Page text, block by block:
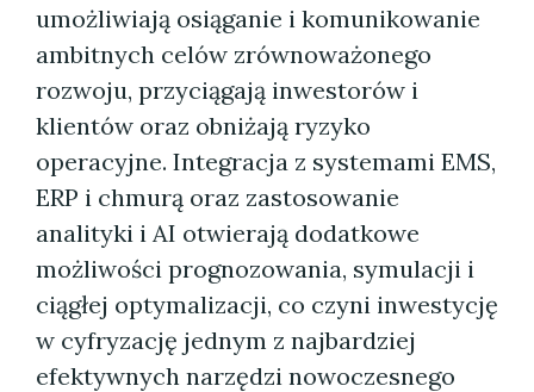
umożliwiają osiąganie i komunikowanie
ambitnych celów zrównoważonego
rozwoju, przyciągają inwestorów i
klientów oraz obniżają ryzyko
operacyjne. Integracja z systemami EMS,
ERP i chmurą oraz zastosowanie
analityki i AI otwierają dodatkowe
możliwości prognozowania, symulacji i
ciągłej optymalizacji, co czyni inwestycję
w cyfryzację jednym z najbardziej
efektywnych narzędzi nowoczesnego